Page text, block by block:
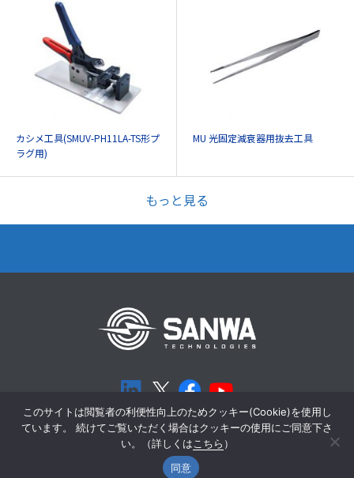
カシメ工具(SMUV-PH11LA-TS形プ
ラグ用)
MU 光固定減衰器用抜去工具
もっと見る
個人情報保護方針Cookieポリシー
このサイトは閲覧者の利便性向上のためクッキー(Cookie)を使用し
ています。 続けてご覧いただく場合はクッキーの使用にご同意下さ
い。（詳しくは こちら ）
同意